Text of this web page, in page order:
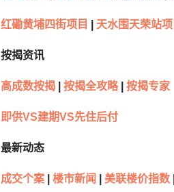
红磡黄埔四街项目 天水围天荣站项
按揭资讯
高成数按揭 按揭全攻略| 按揭专家
即供VS建期VS先住后付
最新动态
成交个案 楼市新闻 美联楼价指数